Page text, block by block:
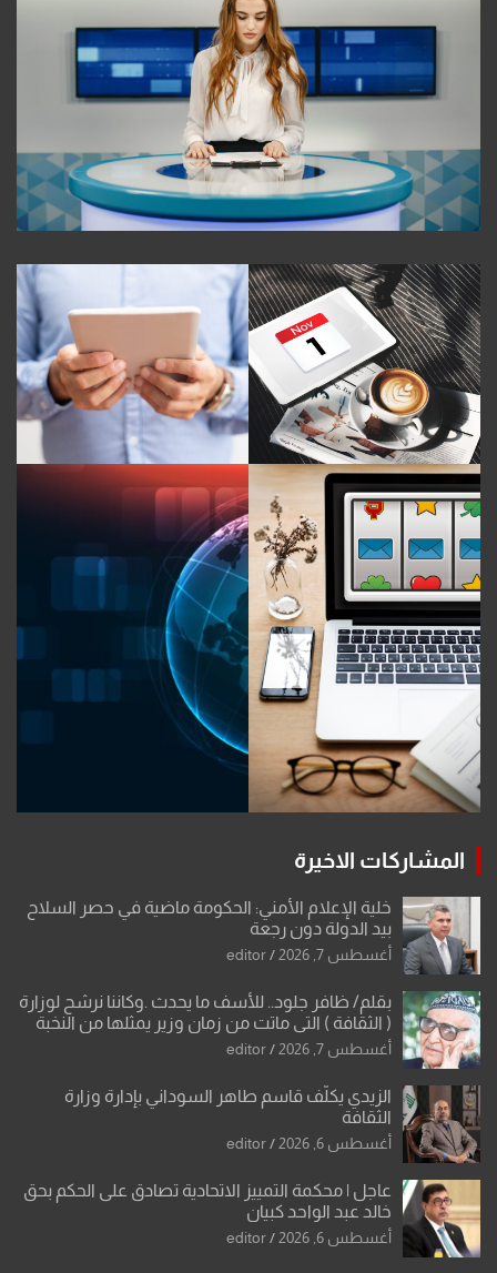
المشاركات الاخيرة
خلية الإعلام الأمني: الحكومة ماضية في حصر السلاح
بيد الدولة دون رجعة
أغسطس 7, 2026 editor
بقلم/ ظافر جلود.. للأسف ما يحدث .وكاننا نرشح لوزارة
( الثقافة ) التي ماتت من زمان وزير يمثلها من النخبة
والإرث العظيم للثقافة العراقية..
أغسطس 7, 2026 editor
الزيدي يكلّف قاسم طاهر السوداني بإدارة وزارة
الثقافة
أغسطس 6, 2026 editor
عاجل | محكمة التمييز الاتحادية تصادق على الحكم بحق
خالد عبد الواحد كبيان
أغسطس 6, 2026 editor